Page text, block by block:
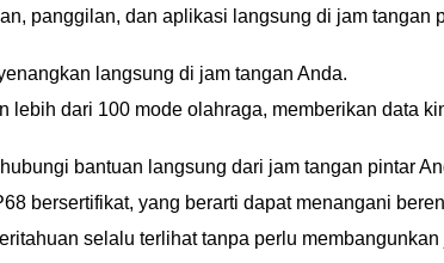
panggilan, dan aplikasi langsung di jam tangan
langsung di jam tangan Anda.
lebih dari 100 mode olahraga, memberikan data
bantuan langsung dari jam tangan pintar
bersertifikat, yang berarti dapat menangani
selalu terlihat tanpa perlu membangunkan